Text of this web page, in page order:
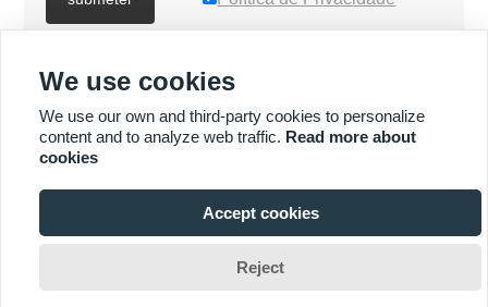

MAIS PRODUTOS
MAIS SERVIÇOS
We use cookies
We use our own and third-party cookies to personalize
content and to analyze web traffic. Read more about
cookies
Accept cookies
Reject